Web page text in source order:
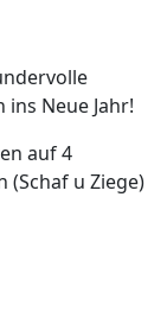
Neue Jahr!
auf 4
u Ziege)